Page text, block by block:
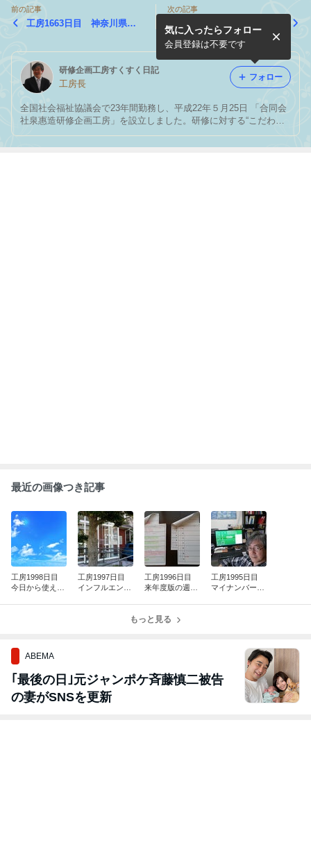
前の記事
工房1663日目 神奈川県相
次の記事
工房1661日目 島根県松江
市で研修会が開催されました
研修企画工房すくすく日記
工房長
全国社会福祉協議会で23年間勤務し、平成22年５月25日 「合同会
社泉惠造研修企画工房」を設立しました。研修に対する“こだわ
り”と “いつくしみ”を忘れずに、そしてお客様と共に悩み、共に創
り、共に喜びを 分かち合える研修パートナーをめざして、毎日頑
気に入ったらフォロー
会員登録は不要です
フォロー
最近の画像つき記事
工房1998日目
今日から使え
工房1997日目
インフルエンザ
工房1996日目
来年度版の週間
た！
工房1995日目
マイナンバー到
もっと見る
ABEMA
｢最後の日｣元ジャンポケ斉藤慎二被告
の妻がSNSを更新